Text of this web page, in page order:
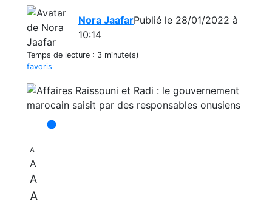
Nora JaafarPublié le 28/01/2022 à
10:14
Temps de lecture : 3 minute(s)
favoris
A
A
A
A